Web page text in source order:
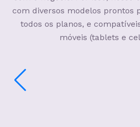
com diversos modelos prontos
todos os planos, e
móveis (tablets e